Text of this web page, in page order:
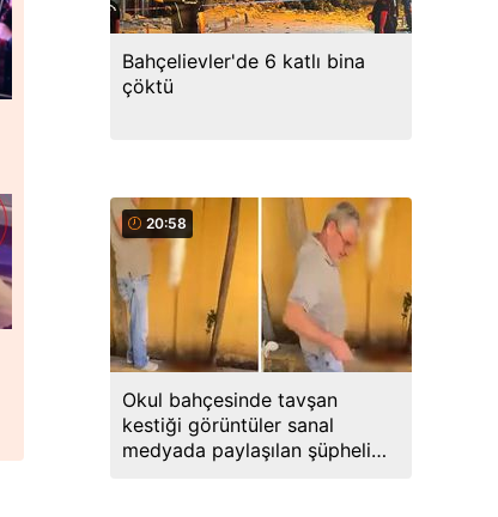
Bahçelievler'de 6 katlı bina
çöktü
20:58
Okul bahçesinde tavşan
kestiği görüntüler sanal
medyada paylaşılan şüpheli